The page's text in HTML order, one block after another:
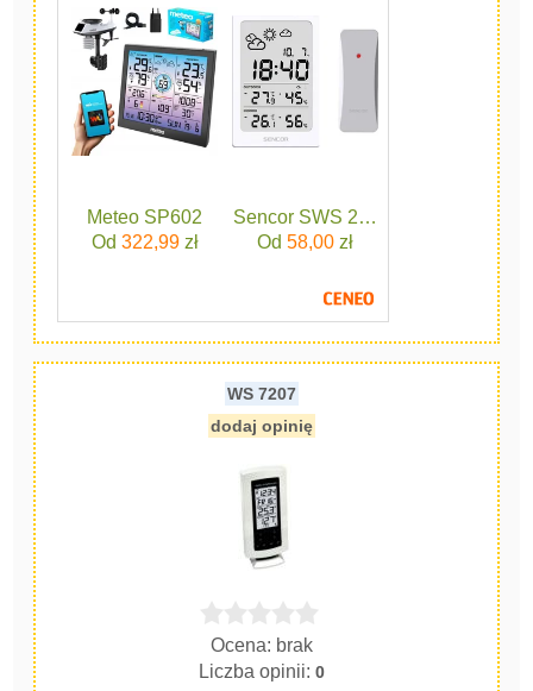
Meteo SP602
Od 322,99zł
Sencor SWS 2300 W
Od58,00 zł
WS 7207
dodaj opinię
Ocena: brak
Liczba opinii:0